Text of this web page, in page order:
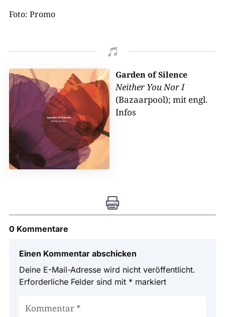
Foto: Promo

Garden of Silence
Neither You Nor I
(Bazaarpool); mit engl.
Infos

0 Kommentare
Einen Kommentar abschicken
Deine E-Mail-Adresse wird nicht veröffentlicht.
Erforderliche Felder sind mit * markiert